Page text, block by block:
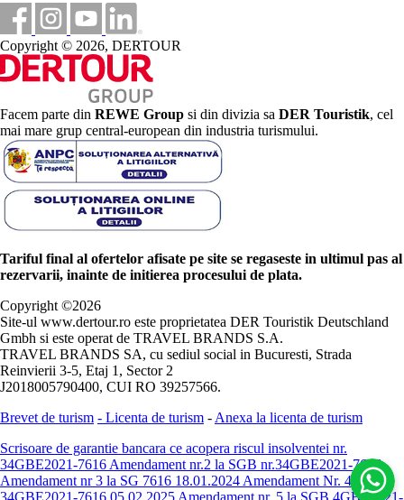
Copyright © 2026, DERTOUR
Facem parte din REWE Group si din divizia sa DER Touristik, cel
mai mare grup central-european din industria turismului.
Tariful final al ofertelor afisate pe site se regaseste in ultimul pas al
rezervarii, inainte de initierea procesului de plata.
Copyright ©2026
Site-ul www.dertour.ro este proprietatea DER Touristik Deutschland
Gmbh si este operat de TRAVEL BRANDS S.A.
TRAVEL BRANDS SA, cu sediul social in Bucuresti, Strada
Reinvierii 3-5, Etaj 1, Sector 2
J2018005790400, CUI RO 39257566.
Brevet de turism - Licenta de turism - Anexa la licenta de turism
Scrisoare de garantie bancara ce acopera riscul insolventei nr.
34GBE2021-7616 Amendament nr.2 la SGB nr.34GBE2021-7616
Amendament nr 3 la SG 7616 18.01.2024 Amendament Nr. 4 -
34GBE2021-7616 05.02.2025 Amendament nr. 5 la SGB 4GBE2021-